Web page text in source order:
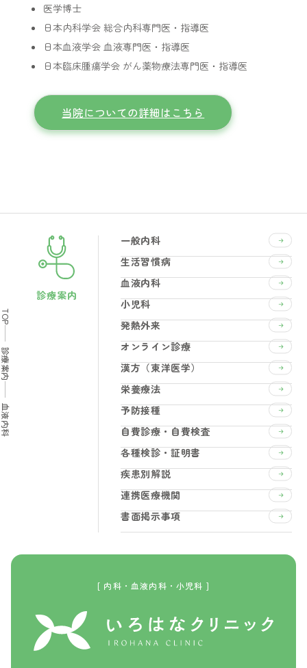
TOP
診療案内
血液内科
医学博士
日本内科学会 総合内科専門医・指導医
日本血液学会 血液専門医・指導医
日本臨床腫瘍学会 がん薬物療法専門医・指導医
当院についての詳細はこちら
診療案内
一般内科
生活習慣病
血液内科
小児科
発熱外来
オンライン診療
漢方（東洋医学）
栄養療法
予防接種
自費診療・自費検査
各種検診・証明書
疾患別解説
連携医療機関
書面掲示事項
[ 内科・血液内科・小児科 ]